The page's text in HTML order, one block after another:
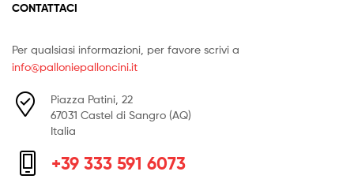
CONTATTACI
Per qualsiasi informazioni, per favore scrivi a
info@palloniepalloncini.it
Piazza Patini, 22
67031 Castel di Sangro (AQ)
Italia
+39 333 591 6073